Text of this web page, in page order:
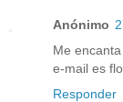
Anónimo
Me
e-mail es
Responder